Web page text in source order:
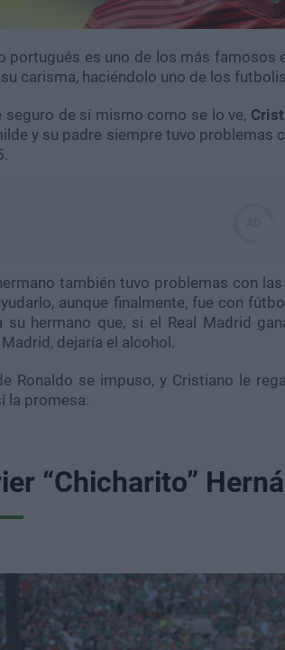
portugués es uno de los más famosos
carisma, haciéndolo uno de los
seguro de sí mismo como se lo ve,
y su padre siempre tuvo problemas
también tuvo problemas con
aunque finalmente, fue con
su hermano que, si el Real Madrid
dejaría el alcohol.
Ronaldo se impuso, y Cristiano le
la promesa.
“Chicharito”